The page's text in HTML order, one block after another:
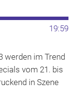
19:59
werden im Trend
vom 21. bis
in Szene